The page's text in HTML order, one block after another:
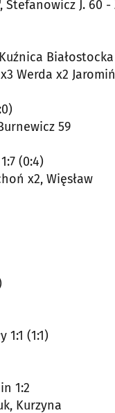
Stefanowicz J. 60
Białostocka
Werda x2
59
(0:4)
x2, Więsław
(1:1)
1:2
Kurzyna